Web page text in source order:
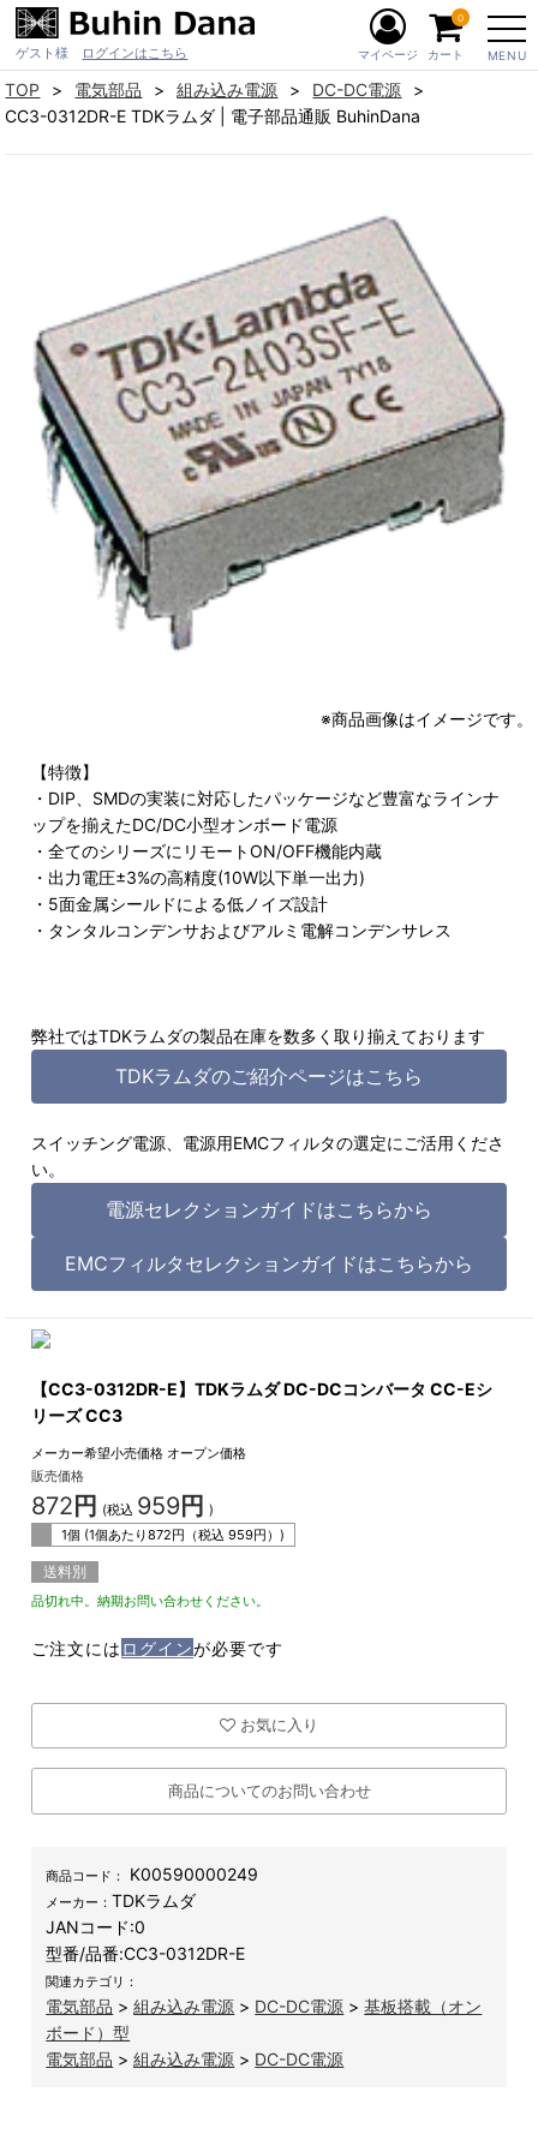
ゲスト様 ログインはこちら MENU
マイページ カート
0
TOP 電気部品 組み込み電源
DC-DC電源
CC3-0312DR-E TDKラムダ | 電子部品通販 BuhinDana
※商品画像はイメージです。
【特徴】
・DIP、SMDの実装に対応したパッケージなど豊富なラインナ
ップを揃えたDC/DC小型オンボード電源
・全てのシリーズにリモートON/OFF機能内蔵
・出力電圧±3%の高精度(10W以下単一出力)
・5面金属シールドによる低ノイズ設計
・タンタルコンデンサおよびアルミ電解コンデンサレス
弊社ではTDKラムダの製品在庫を数多く取り揃えております
TDKラムダのご紹介ページはこちら
スイッチング電源、電源用EMCフィルタの選定にご活用くださ
い。
電源セレクションガイドはこちらから
EMCフィルタセレクションガイドはこちらから
【CC3-0312DR-E】TDKラムダ DC-DCコンバータ CC-Eシ
リーズ CC3
メーカー希望小売価格 オープン価格
販売価格
872 円 (税込 959円 )
1個 (1個あたり872円（税込959円）)
送料別
品切れ中。納期お問い合わせください。
ご注文には ログインが必要です
お気に入り
商品についてのお問い合わせ
商品コード： K00590000249
メーカー： TDKラムダ
JANコード:0
型番/品番:CC3-0312DR-E
関連カテゴリ：
電気部品 >組み込み電源 > DC-DC電源 >基板搭載（オン
ボード）型
電気部品 >組み込み電源 > DC-DC電源